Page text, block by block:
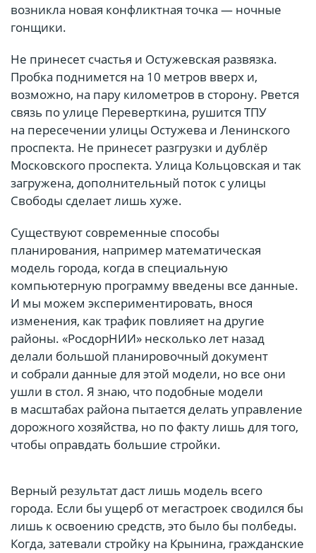
возникла новая конфликтная точка — ночные
гонщики.
Не принесет счастья и Остужевская развязка.
Пробка поднимется на 10 метров вверх и,
возможно, на пару километров в сторону. Рвется
связь по улице Переверткина, рушится ТПУ
на пересечении улицы Остужева и Ленинского
проспекта. Не принесет разгрузки и дублёр
Московского проспекта. Улица Кольцовская и так
загружена, дополнительный поток с улицы
Свободы сделает лишь хуже.
Существуют современные способы
планирования, например математическая
модель города, когда в специальную
компьютерную программу введены все данные.
И мы можем экспериментировать, внося
изменения, как трафик повлияет на другие
районы. «РосдорНИИ» несколько лет назад
делали большой планировочный документ
и собрали данные для этой модели, но все они
ушли в стол. Я знаю, что подобные модели
в масштабах района пытается делать управление
дорожного хозяйства, но по факту лишь для того,
чтобы оправдать большие стройки.
Верный результат даст лишь модель всего
города. Если бы ущерб от мегастроек сводился бы
лишь к освоению средств, это было бы полбеды.
Когда, затевали стройку на Крынина, гражданские